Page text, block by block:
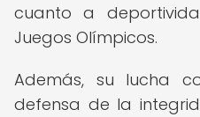
cuanto a
Juegos Olímpicos.
Además, su lucha
defensa de la